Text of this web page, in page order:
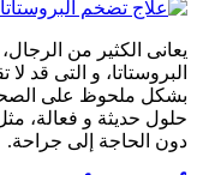
يعانى الكثير من
البروستاتا، و التى قد
بشكل ملحوظ على
حلول حديثة و فعالة، مثل
دون الحاجة إلى جراحة.